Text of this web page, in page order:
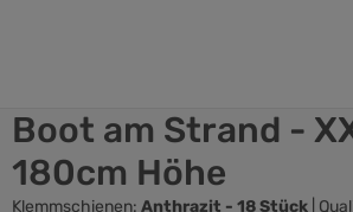
Boot am Strand -
180cm Höhe
Klemmschienen: Anthrazit - 18 Stück |